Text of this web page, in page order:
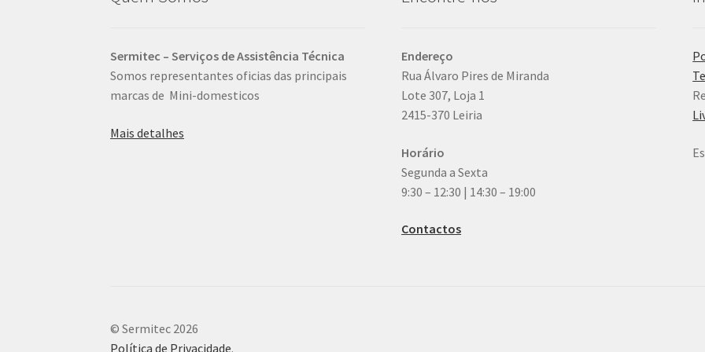
Sermitec – Serviços de Assistência Técnica
Somos representantes oficias das principais
marcas de Mini-domesticos
Mais detalhes
Endereço
Rua Álvaro Pires de Miranda
Lote 307, Loja 1
2415-370 Leiria
Horário
Segunda a Sexta
9:30 – 12:30 | 14:30 – 19:00
Contactos
© Sermitec 2026
Política de Privacidade.